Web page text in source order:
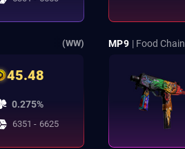
(WW)
45.48
0.275%
6351 - 6625
MP9 | Food Chain